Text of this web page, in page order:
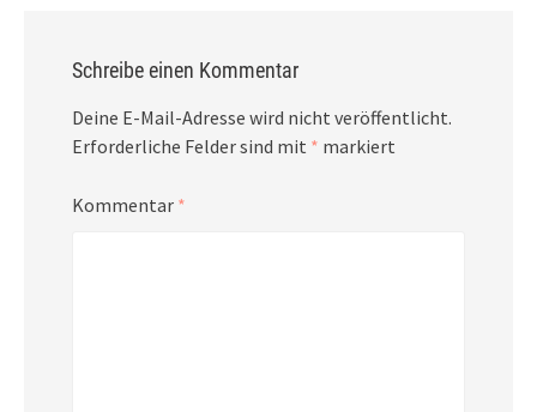
Schreibe einen Kommentar
Deine E-Mail-Adresse wird nicht veröffentlicht.
Erforderliche Felder sind mit * markiert
Kommentar *